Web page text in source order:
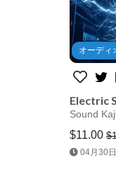
オーディ
Electric
Sound
$11.00
04月30